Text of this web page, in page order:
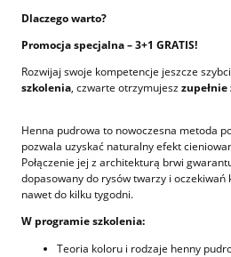
Dlaczego warto?
Promocja specjalna – 3+1 GRATIS!
Rozwijaj swoje kompetencje jeszcze
szkolenia, czwarte otrzymujeszzupełnie
Henna pudrowa to nowoczesna metoda
pozwala uzyskać naturalny efekt
Połączenie jej z architekturą brwi
dopasowany do rysów twarzy i
nawet do kilku tygodni.
W programie szkolenia:
Teoria koloru i rodzaje henny